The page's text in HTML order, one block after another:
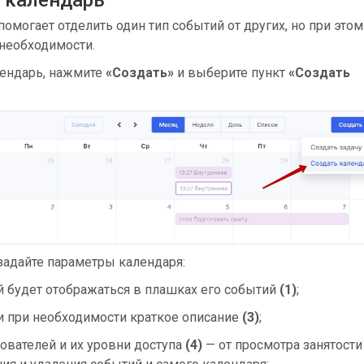
отделить один тип событий от других, но при
нажмите «Создать» и выберите пункт «Создать
параметры календаря:
будет отображаться в плашках его событий (1);
при необходимости краткое описание (3);
и их уровни доступа (4) — от просмотра